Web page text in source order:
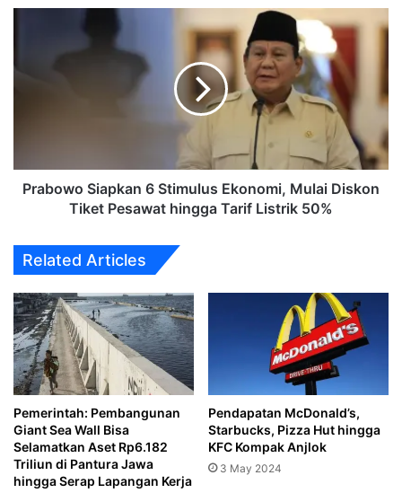
Pesawat
hingga
50%
Prabowo Siapkan 6 Stimulus Ekonomi, Mulai Diskon
Tiket Pesawat hingga Tarif Listrik 50%
Related Articles
Pemerintah: Pembangunan
Giant Sea Wall Bisa
Selamatkan Aset Rp6.182
Triliun di Pantura Jawa
hingga Serap Lapangan Kerja
Pendapatan McDonald’s,
Starbucks, Pizza Hut hingga
KFC Kompak Anjlok
3 May 2024